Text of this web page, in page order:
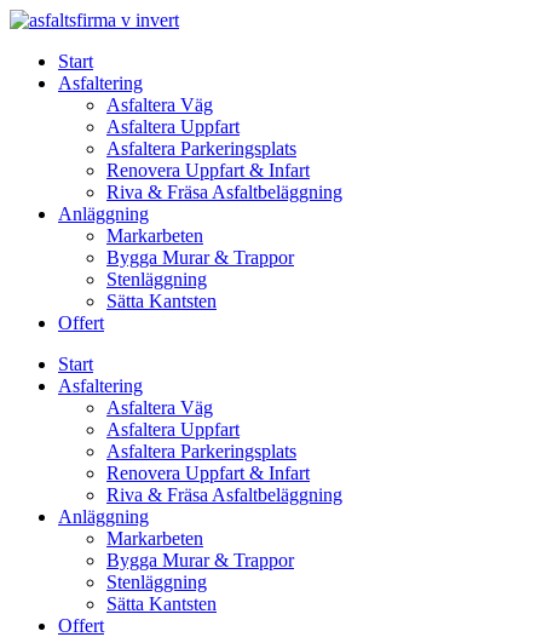
Skip
contentStart
Asfaltering
Asfaltera Väg
Asfaltera Uppfart
Asfaltera Parkeringsplats
Renovera Uppfart & Infart
Riva & Fräsa Asfaltbeläggning
Anläggning
Markarbeten
Bygga Murar & Trappor
Stenläggning
Sätta Kantsten
Offert
Start
Asfaltering
Asfaltera Väg
Asfaltera Uppfart
Asfaltera Parkeringsplats
Renovera Uppfart & Infart
Riva & Fräsa Asfaltbeläggning
Anläggning
Markarbeten
Bygga Murar & Trappor
Stenläggning
Sätta Kantsten
Offert